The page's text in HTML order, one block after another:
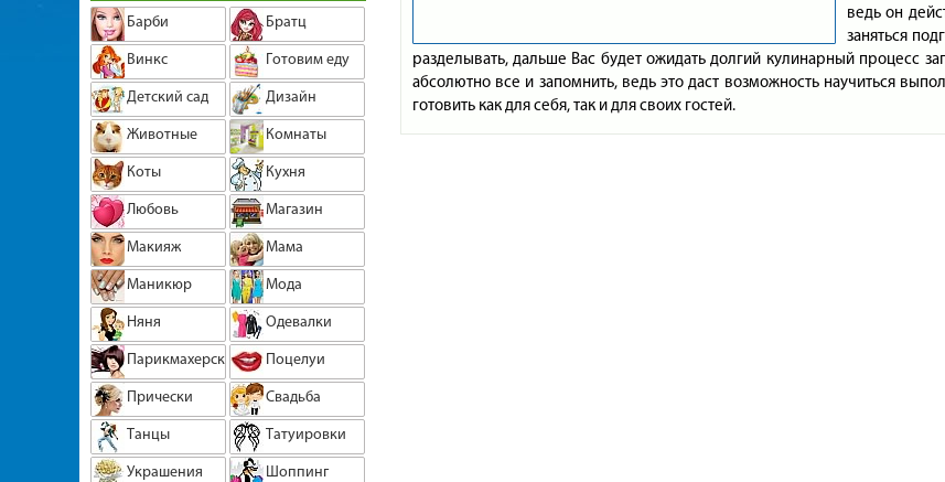
Барби
Братц
Винкс
Готовим еду
Детский сад
Дизайн
Животные
Комнаты
Коты
Кухня
Любовь
Магазин
Макияж
Мама
Маникюр
Мода
Няня
Одевалки
Парикмахерская
Поцелуи
Прически
Свадьба
Танцы
Татуировки
Украшения
Шоппинг
ведь он
заняться
разделывать, дальше Вас будет ожидать долгий кулинарный процесс
абсолютно все и запомнить, ведь это даст возможность научиться
готовить как для себя, так и для своих гостей.